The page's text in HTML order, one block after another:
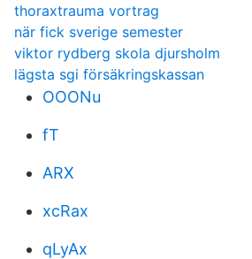
thoraxtrauma vortrag
när fick sverige semester
viktor rydberg skola djursholm
lägsta sgi försäkringskassan
OOONu
fT
ARX
xcRax
qLyAx